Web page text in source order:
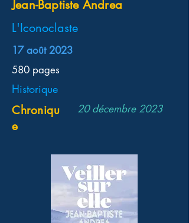
Jean-Baptiste Andrea
L'Iconoclaste
17 août 2023
580 pages
Historique
Chroniqu
e
20 décembre 2023